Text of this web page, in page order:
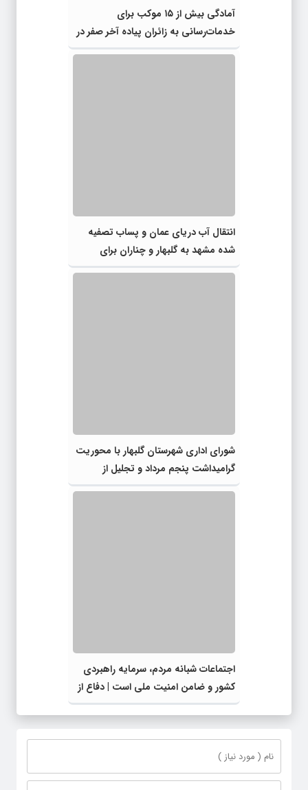
آمادگی بیش از ۱۵ موکب برای
خدمات‌رسانی به زائران پیاده آخر صفر در
شهرستان چناران
انتقال آب دریای عمان و پساب تصفیه
شده مشهد به گلبهار و چناران برای
مصارف صنعتی و کشاورزی | لزوم تسریع
شورای اداری شهرستان گلبهار با محوریت
گرامیداشت پنجم مرداد و تجلیل از
خادمان عرصه نماز برگزار شد
اجتماعات شبانه مردم، سرمایه راهبردی
کشور و ضامن امنیت ملی است | دفاع از
ایران و امنیت ملی، به یک نقطه مشترک